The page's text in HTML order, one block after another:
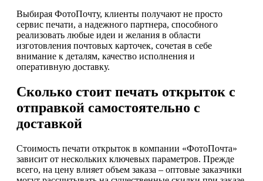
Выбирая ФотоПочту, клиенты получают не просто
сервис печати, а надежного партнера, способного
реализовать любые идеи и желания в области
изготовления почтовых карточек, сочетая в себе
внимание к деталям, качество исполнения и
оперативную доставку.
Сколько стоит печать открыток с
отправкой самостоятельно с
доставкой
Стоимость печати открыток в компании «ФотоПочта»
зависит от нескольких ключевых параметров. Прежде
всего, на цену влияет объем заказа – оптовые заказчики